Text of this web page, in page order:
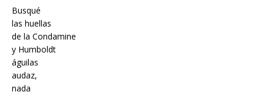
Busqué
las huellas
de la Condamine
y Humboldt
águilas
audaz,
nada